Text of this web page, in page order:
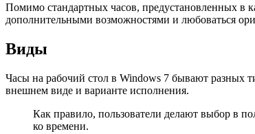
Помимо стандартных часов, предустановленных в
дополнительными возможностями и любоваться
Виды
Часы на рабочий стол в Windows 7 бывают разных
внешнем виде и варианте исполнения.
Как правило, пользователи делают выбор в
ко времени.